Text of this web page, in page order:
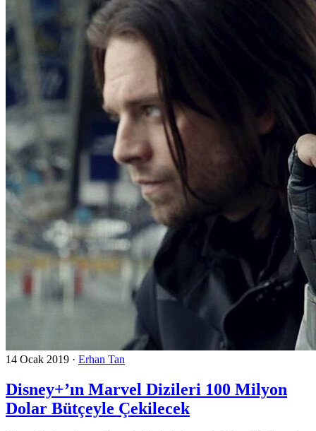
14 Ocak 2019 · Erhan Tan
Disney+’ın Marvel Dizileri 100 Milyon
Dolar Bütçeyle Çekilecek